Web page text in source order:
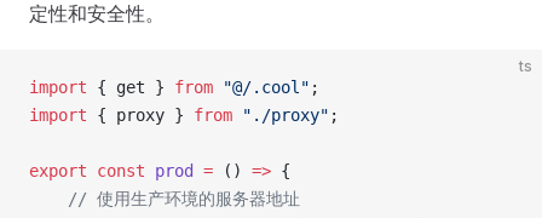
定性和安全性。
ts
import { get } from "@/.cool" ;
import { proxy } from "./proxy" ;
export const prod = () => {
	// 使用生产环境的服务器地址